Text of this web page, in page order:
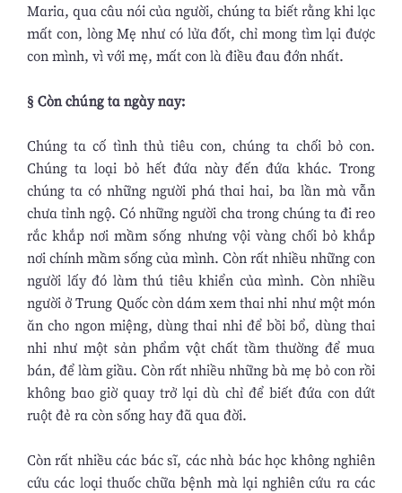
Maria, qua câu nói của người, chúng ta biết rằng khi lạc
mất con, lòng Mẹ như có lửa đốt, chỉ mong tìm lại được
con mình, vì với mẹ, mất con là điều đau đớn nhất.
§ Còn chúng ta ngày nay:
Chúng ta cố tình thủ tiêu con, chúng ta chối bỏ con.
Chúng ta loại bỏ hết đứa này đến đứa khác. Trong
chúng ta có những người phá thai hai, ba lần mà vẫn
chưa tỉnh ngộ. Có những người cha trong chúng ta đi reo
rắc khắp nơi mầm sống nhưng vội vàng chối bỏ khắp
nơi chính mầm sống của mình. Còn rất nhiều những con
người lấy đó làm thú tiêu khiển của mình. Còn nhiều
người ở Trung Quốc còn dám xem thai nhi như một món
ăn cho ngon miệng, dùng thai nhi để bồi bổ, dùng thai
nhi như một sản phẩm vật chất tầm thường để mua
bán, để làm giầu. Còn rất nhiều những bà mẹ bỏ con rồi
không bao giờ quay trở lại dù chỉ để biết đứa con dứt
ruột đẻ ra còn sống hay đã qua đời.
Còn rất nhiều các bác sĩ, các nhà bác học không nghiên
cứu các loại thuốc chữa bệnh mà lại nghiên cứu ra các